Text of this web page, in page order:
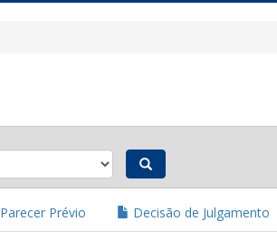
Parecer Prévio Decisão de Julgamento